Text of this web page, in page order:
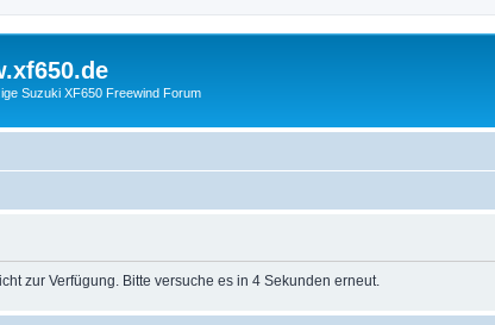
Suzuki XF650 Freewind Forum
zur Verfügung. Bitte versuche es in 4 Sekunden erneut.